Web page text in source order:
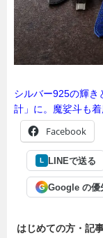
シルバー925の輝き
計」に。魔娑斗も
Facebook
L LINEで送る
G Google の優
はじめての方・記